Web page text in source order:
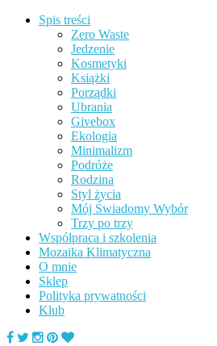
Spis treści
Zero Waste
Jedzenie
Kosmetyki
Książki
Porządki
Ubrania
Givebox
Ekologia
Minimalizm
Podróże
Rodzina
Styl życia
Mój Świadomy Wybór
Trzy po trzy
Współpraca i szkolenia
Mozaika Klimatyczna
O mnie
Sklep
Polityka prywatności
Klub